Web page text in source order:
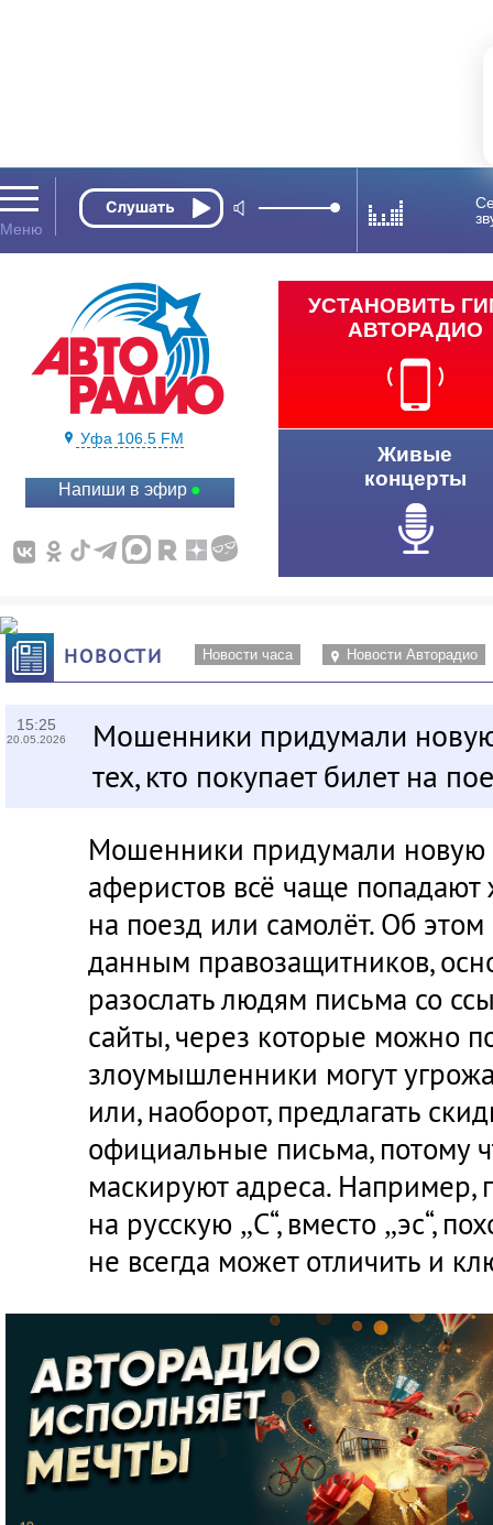
Уфа 106.5 FM
Напиши в эфир
УСТАНОВИТЬ
АВТОРАДИО
Живые
концерты
НОВОСТИ Новости часа Новости Авторадио
15:25
20.05.2026
Мошенники придумали
тех, кто покупает билет на
Мошенники придумали новую
аферистов всё чаще
на поезд или самолёт. Об
данным правозащитников,
разослать людям письма со
сайты, через которые можно
злоумышленники могут
или, наоборот, предлагать
официальные письма, потому
маскируют адреса. Например,
на русскую „С“, вместо „эс“,
не всегда может отличить и